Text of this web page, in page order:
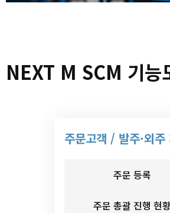
NEXT M SCM 기능
주문고객 / 발주·외주
주문 등록
주문 총괄 진행 현황